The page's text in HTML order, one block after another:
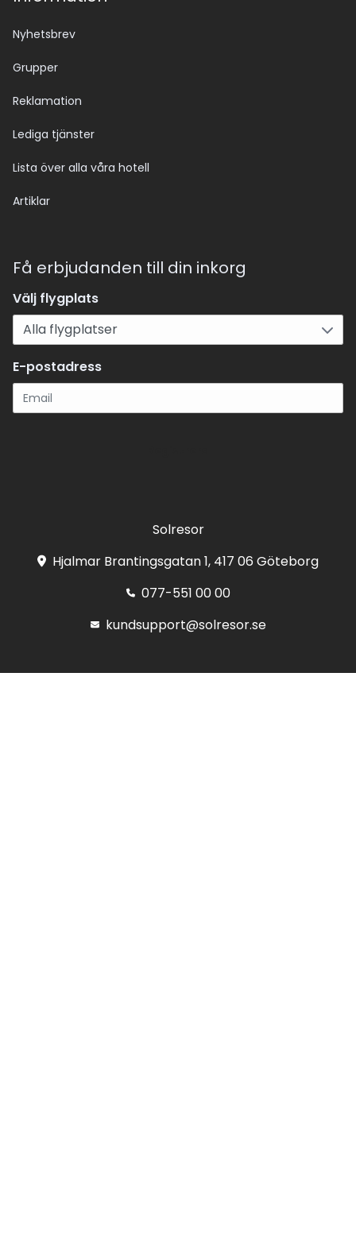
Nyhetsbrev
Grupper
Reklamation
Lediga tjänster
Lista över alla våra hotell
Artiklar
Få erbjudanden till din inkorg
Välj flygplats
E-postadress
Solresor
Hjalmar Brantingsgatan 1, 417 06 Göteborg
077-551 00 00
kundsupport@solresor.se